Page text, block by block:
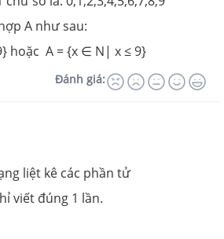
A như sau:
hoặc A = {x ∈ N| x ≤ 9}
Đánh giá:
liệt kê các phần tử
viết đúng 1 lần.